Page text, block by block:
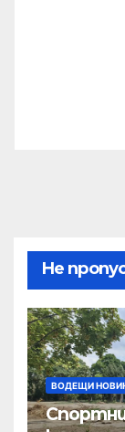
Не
ВОДЕЩИ